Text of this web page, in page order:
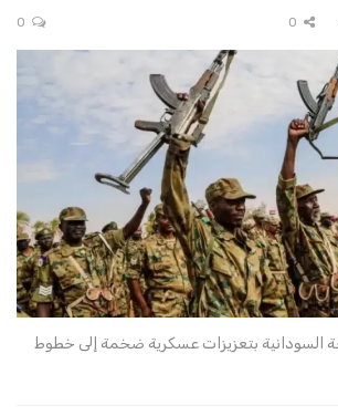
السودانية بتعزيزات عسكرية ضخمة إلى خطوط